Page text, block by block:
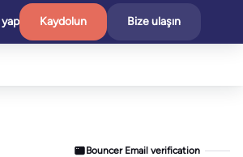
Kaydolun Bize ulaşın
Bouncer Email verification